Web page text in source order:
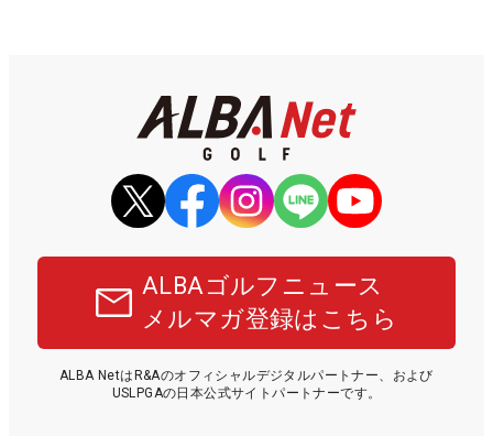
ALBAゴルフニュース
メルマガ登録はこちら
ALBA NetはR&Aのオフィシャルデジタルパートナー、および
USLPGAの日本公式サイトパートナーです。